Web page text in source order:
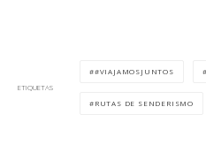
ETIQUETAS
#VIAJAMOSJUNTOS
RUTAS DE SENDERISMO